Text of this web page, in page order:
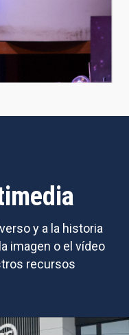
y a la historia
imagen o el vídeo
recursos